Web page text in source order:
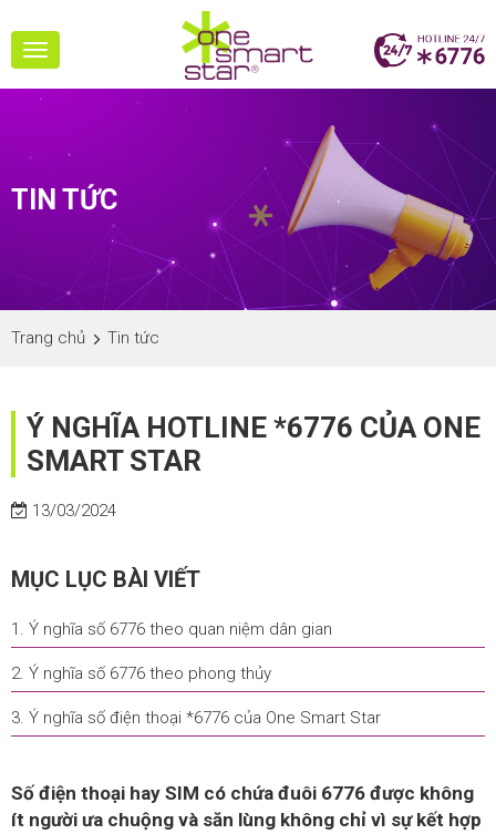
Toggle
navigation
TIN TỨC
Trang chủ Tin tức
Ý NGHĨA HOTLINE *6776 CỦA ONE
SMART STAR
13/03/2024
MỤC LỤC BÀI VIẾT
1. Ý nghĩa số 6776 theo quan niệm dân gian
2. Ý nghĩa số 6776 theo phong thủy
3. Ý nghĩa số điện thoại *6776 của One Smart Star
Số điện thoại hay SIM có chứa đuôi 6776 được không
ít người ưa chuộng và săn lùng không chỉ vì sự kết hợp